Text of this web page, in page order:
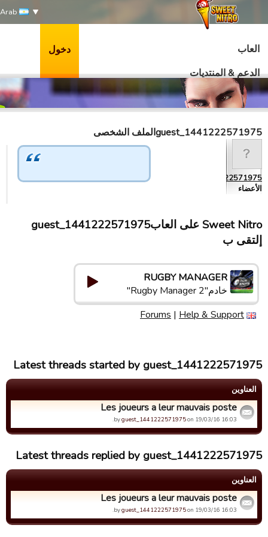
العاب
الدعم & المنتديات
دخول
guest_1441222571975الملف الشخصى
guest_1441222571975
الأعضاء
Sweet Nitro علی العابguest_1441222571975
إلتقى ب
RUGBY MANAGER
خادم"Rugby Manager 2"
Forums | Help & Support
Latest threads started by guest_1441222571975
العناوین
Les joueurs a leur mauvais poste
byguest_1441222571975on 19/03/16 16:03.
Latest threads replied by guest_1441222571975
العناوین
Les joueurs a leur mauvais poste
byguest_1441222571975on 19/03/16 16:03.